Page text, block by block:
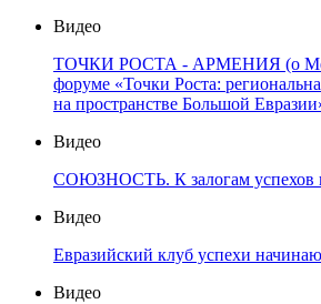
Видео
ТОЧКИ РОСТА - АРМЕНИЯ (о
форуме «Точки Роста:
на пространстве Большой
Видео
СОЮЗНОСТЬ. К залогам успехов
Видео
Евразийский клуб успехи
Видео